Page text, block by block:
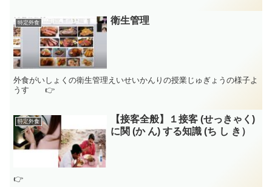
特定外食 衛生管理
外食がいしょくの衛生管理えいせいかんりの授業じゅぎょうの様子よ
うす 👉
特定外食
【接客全般】１接客 (せっきゃく)
に関 (か ん) する知識 (ち し き）
👉